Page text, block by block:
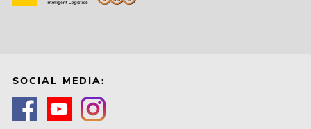
SOCIAL MEDIA: